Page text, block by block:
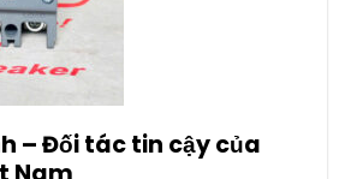
– Đối tác tin cậy của